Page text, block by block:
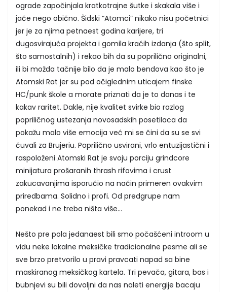
ograde započinjala kratkotrajne šutke i skakala više i
jače nego obično. Šidski “Atomci” nikako nisu početnici
jer je za njima petnaest godina karijere, tri
dugosvirajuća projekta i gomila kraćih izdanja (što split,
što samostalnih) i rekao bih da su poprilično originalni,
ili bi možda tačnije bilo da je malo bendova kao što je
Atomski Rat jer su pod očiglednim uticajem finske
HC/punk škole a morate priznati da je to danas i te
kakav raritet. Dakle, nije kvalitet svirke bio razlog
popriličnog ustezanja novosadskih posetilaca da
pokažu malo više emocija već mi se čini da su se svi
čuvali za Brujeriu. Poprilično usvirani, vrlo entuzijastični i
raspoloženi Atomski Rat je svoju porciju grindcore
minijatura prošaranih thrash rifovima i crust
zakucavanjima isporučio na način primeren ovakvim
priredbama. Solidno i profi. Od predgrupe nam
ponekad i ne treba ništa više…
Nešto pre pola jedanaest bili smo počašćeni introom u
vidu neke lokalne meksičke tradicionalne pesme ali se
sve brzo pretvorilo u pravi pravcati napad sa bine
maskiranog meksičkog kartela. Tri pevača, gitara, bas i
bubnjevi su bili dovoljni da nas naleti energije bacaju